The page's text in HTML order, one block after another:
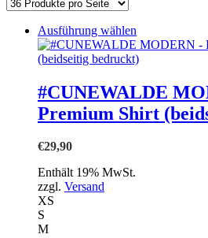
Ausführung wählen
Produkt
weist
Varianten
auf.
Die
#CUNEWALDE
Premium Shirt
€29,90
Enthält 19% MwSt.
zzgl. Versand
XS
S
M